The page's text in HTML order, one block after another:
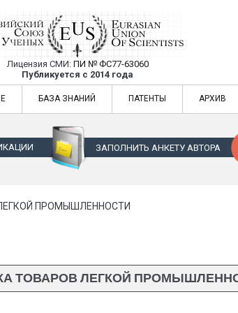
Союз Ученых —
Лицензия СМИ: ПИ № ФС77-63060
Публикуется с 2014 года
Ученых — публикация научных статей в
БАЗА ЗНАНИЙ ПАТЕНТЫ АРХИВ
ЗАПОЛНИТЬ АНКЕТУ АВТОРА
ПРОМЫШЛЕННОСТИ
ТОВАРОВ ЛЕГКОЙ